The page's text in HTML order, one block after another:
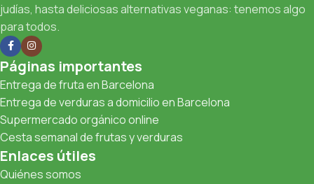
judías, hasta deliciosas alternativas veganas: tenemos algo
para todos.
Páginas importantes
Entrega de fruta en Barcelona
Entrega de verduras a domicilio en Barcelona
Supermercado orgánico online
Cesta semanal de frutas y verduras
Enlaces útiles
Quiénes somos